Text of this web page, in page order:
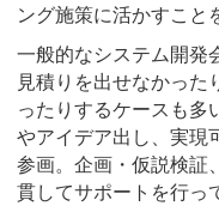
ング施策に活かすこと
一般的なシステム開発
見積りを出せなかった
ったりするケースも多
やアイデア出し、実現
参画。企画・仮説検証
貫してサポートを行っ